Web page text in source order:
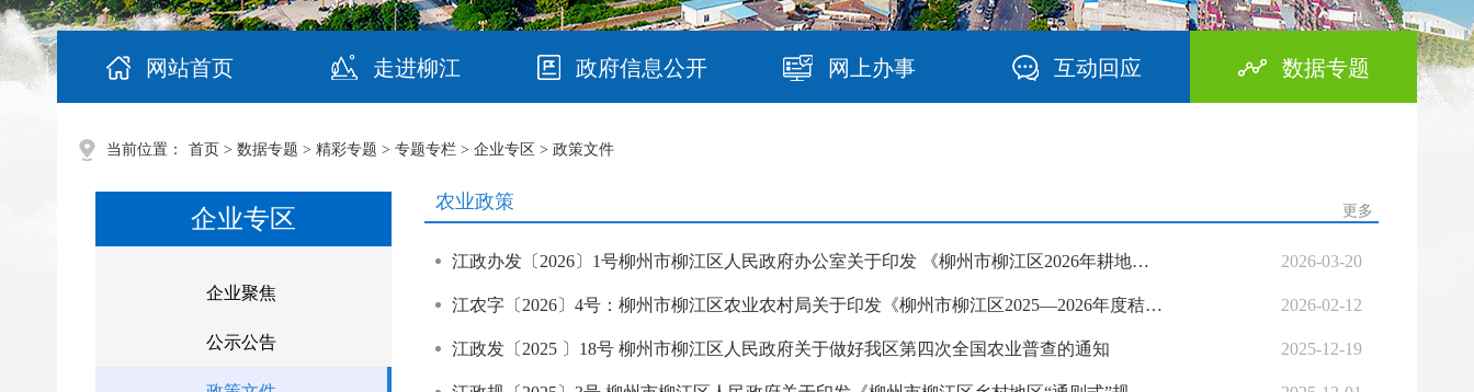
网站首页 走进柳江 政府信息公开 网上办事 互动回应 数据专题
当前位置： 首页 > 数据专题 > 精彩专题 > 专题专栏 > 企业专区 > 政策文件
企业专区
企业聚焦
公示公告
农业政策 更多
江政办发〔2026〕1号柳州市柳江区人民政府办公室关于印发 《柳州市柳江区2026年耕地地力保护补贴实施方案》的通知 2026-03-20
江农字〔2026〕4号：柳州市柳江区农业农村局关于印发《柳州市柳江区2025—2026年度秸秆综合利用奖补方案》的通知 2026-02-12
江政发〔2025 〕18号 柳州市柳江区人民政府关于做好我区第四次全国农业普查的通知 2025-12-19